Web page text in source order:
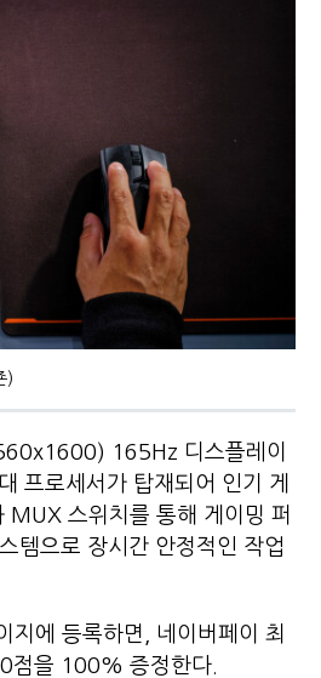
)
165Hz 디스플레이
프로세서가 탑재되어 인기 게
MUX 스위치를 통해 게이밍 퍼
템으로 장시간 안정적인 작업
지에 등록하면, 네이버페이 최
점을 100% 증정한다.